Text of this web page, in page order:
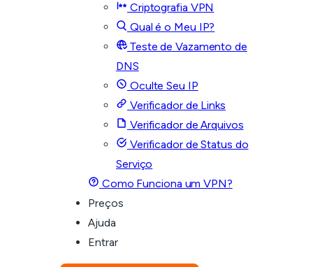
Criptografia VPN
Qual é o Meu IP?
Teste de Vazamento de
DNS
Oculte Seu IP
Verificador de Links
Verificador de Arquivos
Verificador de Status do
Serviço
Como Funciona um VPN?
Preços
Ajuda
Entrar